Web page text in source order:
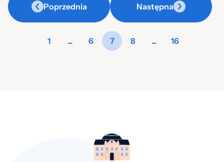
Poprzednia
1 ... 6 7 8 ... 16
Następna